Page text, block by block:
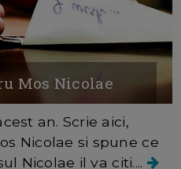
Mos Nicolae
an. Scrie aici,
Nicolae si spune ce
Nicolae il va citi....